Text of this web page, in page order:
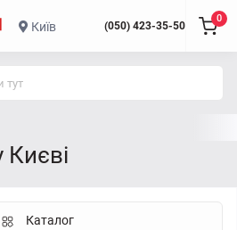
Київ (050) 423-35-50
0
Києві
Каталог